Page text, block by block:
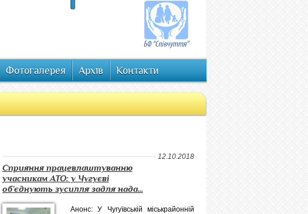
Фотогалерея Архів Контакти
12.10.2018
Сприяння працевлаштуванню
учасникам АТО: у Чугуєві
об’єднують зусилля задля нада...
Анонс: У Чугуївській міськрайонній